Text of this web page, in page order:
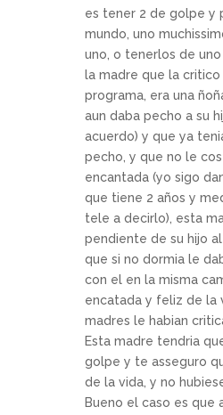
es tener 2 de golpe y
mundo, uno
uno, o tenerlos de uno
la madre que la
programa, era una
aun daba pecho a su
acuerdo) y que ya
pecho, y que no le
encantada (yo sigo
que tiene 2 años y
tele a decirlo), esta
pendiente de su hijo
que si no dormia le
con el en la misma
encatada y feliz de la
madres le habian
Esta madre tendria
golpe y te asseguro
de la vida, y no
Bueno el caso es que